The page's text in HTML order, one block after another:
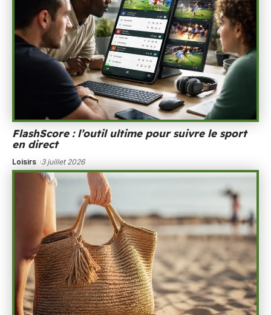
FlashScore : l’outil ultime pour suivre le sport
en direct
Loisirs 3 juillet 2026